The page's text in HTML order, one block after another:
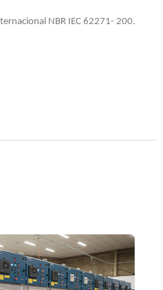
NBR IEC 62271- 200.